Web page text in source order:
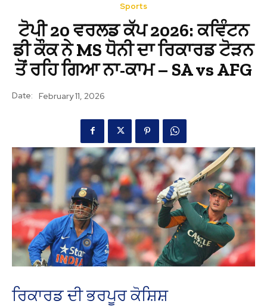
Sports
ਟੋਪੀ 20 ਵਰਲਡ ਕੱਪ 2026: ਕਵਿੰਟਨ
ਡੀ ਕੌਕ ਨੇ MS ਧੋਨੀ ਦਾ ਰਿਕਾਰਡ ਟੋੜਨ
ਤੋਂ ਰਹਿ ਗਿਆ ਨਾ-ਕਾਮ – SA vs AFG
Date: February 11, 2026
ਰਿਕਾਰਡ ਦੀ ਭਰਪੂਰ ਕੋਸ਼ਿਸ਼